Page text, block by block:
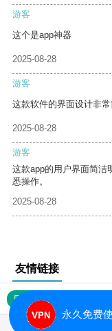
游客
这个是app神器
2025-08-28
游客
这款软件的界面设计非常
2025-08-28
游客
这款app的用户界面简洁
悉操作。
2025-08-28
友情链接
网站地图
永久免费